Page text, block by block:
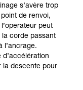
s’avère trop
de renvoi,
peut
corde passant
l’ancrage.
la descente pour